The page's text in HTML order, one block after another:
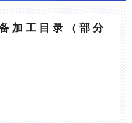
加工目录（部分